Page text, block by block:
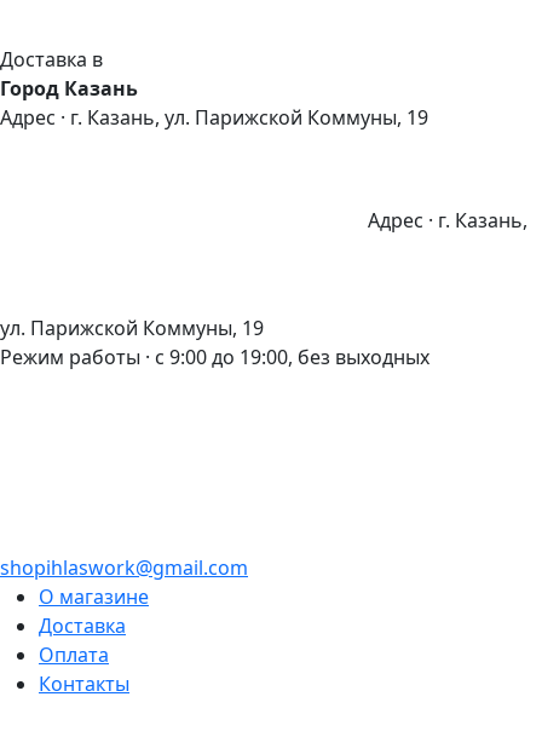
Доставка в
Город Казань
Адрес · г. Казань, ул. Парижской Коммуны, 19
Адрес · г. Казань,
ул. Парижской Коммуны, 19
Режим работы · с 9:00 до 19:00, без выходных
shopihlaswork@gmail.com
О магазине
Доставка
Оплата
Контакты